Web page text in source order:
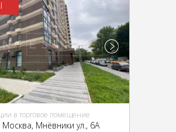
в торговое помещение
Москва, Мнёвники ул., 6А